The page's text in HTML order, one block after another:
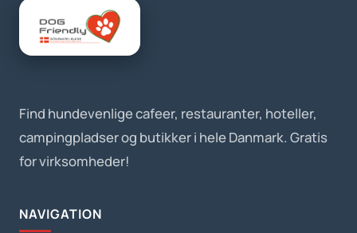
Find hundevenlige cafeer, restauranter, hoteller,
campingpladser og butikker i hele Danmark. Gratis
for virksomheder!
NAVIGATION